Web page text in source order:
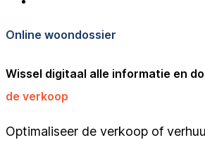
Online woondossier
Wissel digitaal alle informatie en
de verkoop
Optimaliseer de verkoop of